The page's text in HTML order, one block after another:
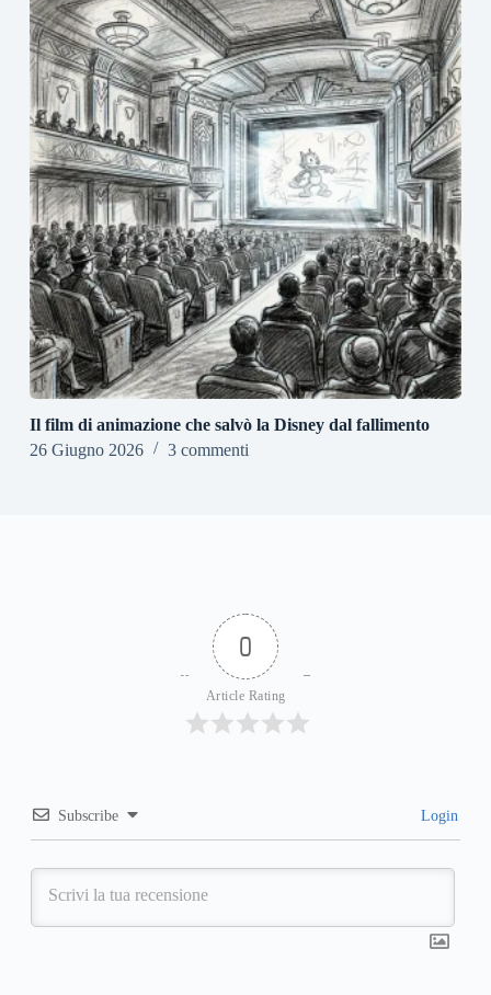
Il film di animazione che salvò la Disney dal fallimento
26 Giugno 2026
3 commenti
0
Article Rating
Subscribe Login